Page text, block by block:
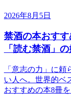
2026年8月5日
禁酒の本おす
「読む禁酒」
「意志の力」に
い人へ。世界的ベ
おすすめの本8冊